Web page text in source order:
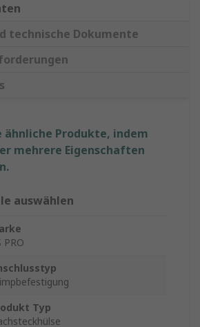
technische Dokumente
ähnliche Produkte, indem
mehrere Eigenschaften
auswählen
PRO
Typ